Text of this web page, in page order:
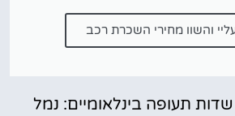
והשוו מחירי השכרת רכב
שדות תעופה בינלאומיים: נמל